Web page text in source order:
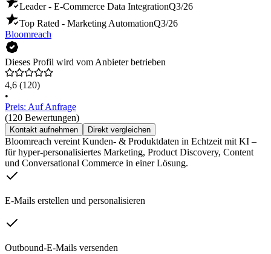
Leader - E-Commerce Data IntegrationQ3/26
Top Rated - Marketing AutomationQ3/26
Bloomreach
Dieses Profil wird vom Anbieter betrieben
4,6 (120)
•
Preis: Auf Anfrage
(120 Bewertungen)
Kontakt aufnehmen Direkt vergleichen
Bloomreach vereint Kunden- & Produktdaten in Echtzeit mit KI –
für hyper-personalisiertes Marketing, Product Discovery, Content
und Conversational Commerce in einer Lösung.
E-Mails erstellen und personalisieren
Outbound-E-Mails versenden